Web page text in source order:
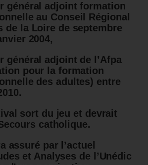
général adjoint formation
au Conseil Régional
de la Loire de septembre
2004,
général adjoint de l’Afpa
pour la formation
des adultes) entre
sort du jeu et devrait
catholique.
assuré par l’actuel
et Analyses de l’Unédic